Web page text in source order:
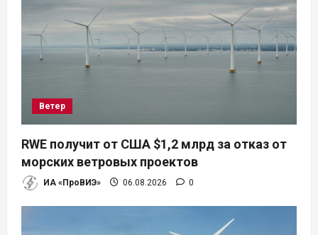
п
о
п
и
с
Ветер
RWE получит от США $1,2 млрд за отказ от
морских ветровых проектов
ИА «ПроВИЭ» 06.08.2026 0